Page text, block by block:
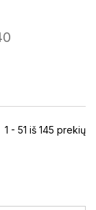
1 - 51 iš 145 prekių